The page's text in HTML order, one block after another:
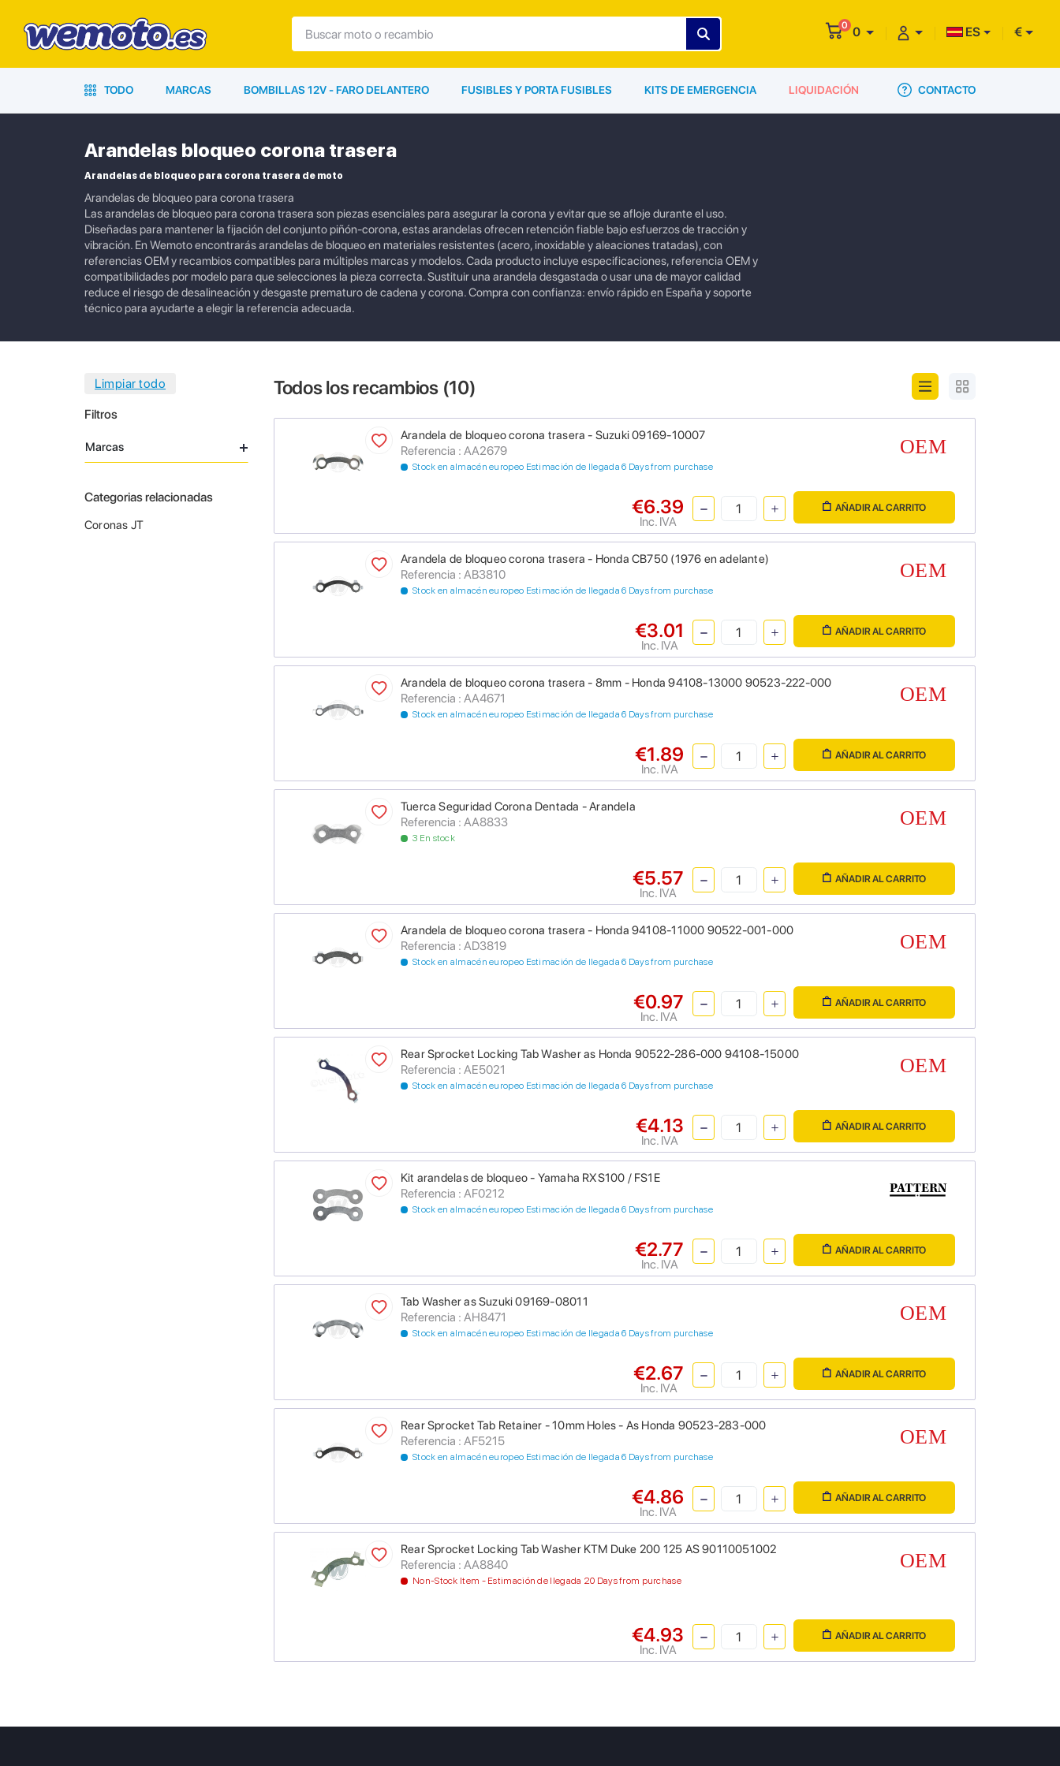
0 0 ES €
TODO MARCAS BOMBILLAS 12V - FARO DELANTERO FUSIBLES Y PORTA FUSIBLES KITS DE EMERGENCIA LIQUIDACIÓN CONTACTO
Arandelas bloqueo corona trasera
Arandelas de bloqueo para corona trasera de moto
Arandelas de bloqueo para corona trasera
Las arandelas de bloqueo para corona trasera son piezas esenciales para asegurar la corona y evitar que se afloje durante el uso.
Diseñadas para mantener la fijación del conjunto piñón-corona, estas arandelas ofrecen retención fiable bajo esfuerzos de tracción y
vibración. En Wemoto encontrarás arandelas de bloqueo en materiales resistentes (acero, inoxidable y aleaciones tratadas), con
referencias OEM y recambios compatibles para múltiples marcas y modelos. Cada producto incluye especificaciones, referencia OEM y
compatibilidades por modelo para que selecciones la pieza correcta. Sustituir una arandela desgastada o usar una de mayor calidad
reduce el riesgo de desalineación y desgaste prematuro de cadena y corona. Compra con confianza: envío rápido en España y soporte
técnico para ayudarte a elegir la referencia adecuada.
Filtros
Marcas
Categorias relacionadas
Coronas JT
Todos los recambios (10)
Arandela de bloqueo corona trasera - Suzuki 09169-10007
Referencia : AA2679
Stock en almacén europeo Estimación de llegada 6 Days from purchase
€6.39
Inc. IVA
AÑADIR AL CARRITO
Arandela de bloqueo corona trasera - Honda CB750 (1976 en adelante)
Referencia : AB3810
Stock en almacén europeo Estimación de llegada 6 Days from purchase
€3.01
Inc. IVA
AÑADIR AL CARRITO
Arandela de bloqueo corona trasera - 8mm - Honda 94108-13000 90523-222-000
Referencia : AA4671
Stock en almacén europeo Estimación de llegada 6 Days from purchase
€1.89
Inc. IVA
AÑADIR AL CARRITO
Tuerca Seguridad Corona Dentada - Arandela
Referencia : AA8833
3 En stock
€5.57
Inc. IVA
AÑADIR AL CARRITO
Arandela de bloqueo corona trasera - Honda 94108-11000 90522-001-000
Referencia : AD3819
Stock en almacén europeo Estimación de llegada 6 Days from purchase
€0.97
Inc. IVA
AÑADIR AL CARRITO
Rear Sprocket Locking Tab Washer as Honda 90522-286-000 94108-15000
Referencia : AE5021
Stock en almacén europeo Estimación de llegada 6 Days from purchase
€4.13
Inc. IVA
AÑADIR AL CARRITO
Kit arandelas de bloqueo - Yamaha RXS100 / FS1E
Referencia : AF0212
Stock en almacén europeo Estimación de llegada 6 Days from purchase
€2.77
Inc. IVA
AÑADIR AL CARRITO
Tab Washer as Suzuki 09169-08011
Referencia : AH8471
Stock en almacén europeo Estimación de llegada 6 Days from purchase
€2.67
Inc. IVA
AÑADIR AL CARRITO
Rear Sprocket Tab Retainer - 10mm Holes - As Honda 90523-283-000
Referencia : AF5215
Stock en almacén europeo Estimación de llegada 6 Days from purchase
€4.86
Inc. IVA
AÑADIR AL CARRITO
Rear Sprocket Locking Tab Washer KTM Duke 200 125 AS 90110051002
Referencia : AA8840
Non-Stock Item - Estimación de llegada 20 Days from purchase
€4.93
Inc. IVA
AÑADIR AL CARRITO